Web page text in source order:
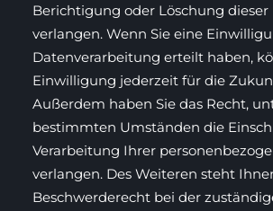
Berichtigung oder Löschung dieser
verlangen. Wenn Sie eine
Datenverarbeitung erteilt haben,
Einwilligung jederzeit für die
Außerdem haben Sie das Recht,
bestimmten Umständen die
Verarbeitung Ihrer
verlangen. Des Weiteren steht
Beschwerderecht bei der